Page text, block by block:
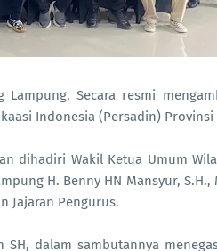
Lampung, Secara resmi
Indonesia (Persadin) Provinsi
dihadiri Wakil Ketua Umum
H. Benny HN Mansyur, S.H.,
Jajaran Pengurus.
dalam sambutannya